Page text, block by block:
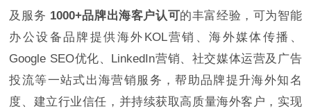
及服务 1000+品牌出海客户认可的丰富经验，可为智能
办公设备品牌提供海外KOL营销、海外媒体传播、
Google SEO优化、LinkedIn营销、社交媒体运营及广告
投流等一站式出海营销服务，帮助品牌提升海外知名
度、建立行业信任，并持续获取高质量海外客户，实现